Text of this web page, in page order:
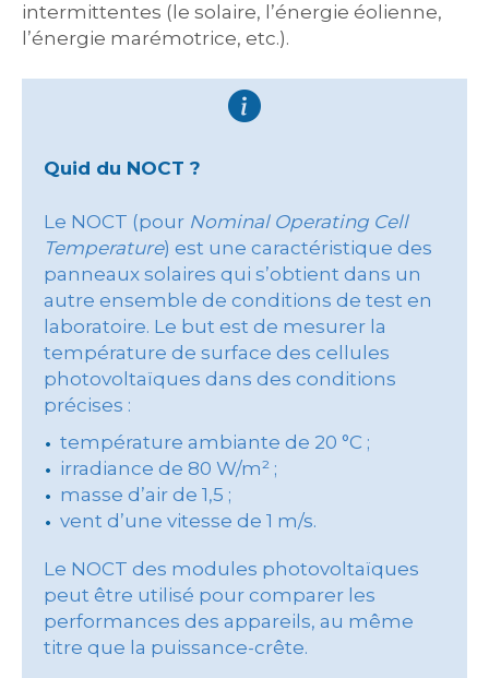
intermittentes (le solaire, l’énergie éolienne,
l’énergie marémotrice, etc.).
Quid du NOCT ?
Le NOCT (pour Nominal Operating Cell
Temperature) est une caractéristique des
panneaux solaires qui s’obtient dans un
autre ensemble de conditions de test en
laboratoire. Le but est de mesurer la
température de surface des cellules
photovoltaïques dans des conditions
précises :
température ambiante de 20 °C ;
irradiance de 80 W/m² ;
masse d’air de 1,5 ;
vent d’une vitesse de 1 m/s.
Le NOCT des modules photovoltaïques
peut être utilisé pour comparer les
performances des appareils, au même
titre que la puissance-crête.